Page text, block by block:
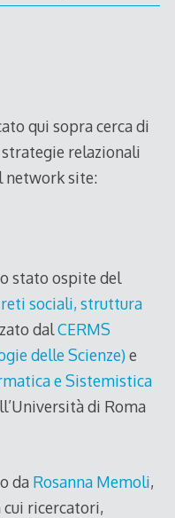
qui sopra cerca di
relazionali
network site:
stato ospite del
sociali, struttura
dalCERMS
delle Scienze)e
e Sistemistica
di Roma
da Rosanna Memoli,
ricercatori,